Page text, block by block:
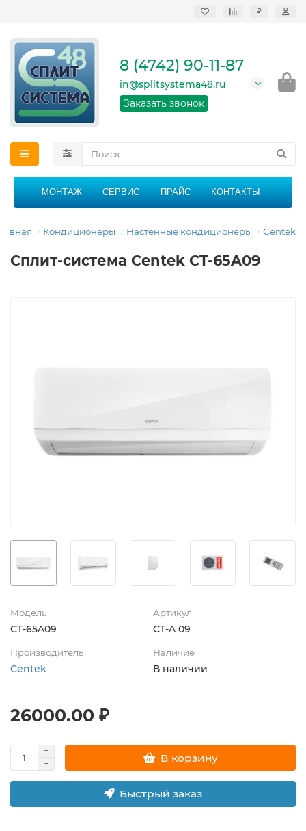
₽
кондиционеров в
области
График работы: 9:00 -
21:00 без перерыва и
8 (4742) 90-11-87
in@splitsystema48.ru
Заказать звонок
МОНТАЖ СЕРВИС ПРАЙС КОНТАКТЫ
Кондиционеры Настенные кондиционеры Centek
Сплит-система Centek CT-65A09
Модель
CT-65A09
Артикул
CT-A 09
Производитель
Centek
Наличие
В наличии
26000.00 ₽
В корзину
Быстрый заказ